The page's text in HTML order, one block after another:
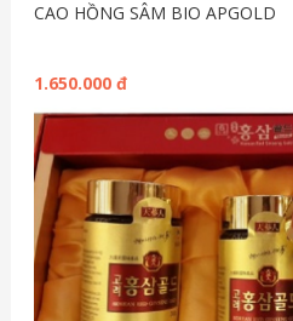
CAO HỒNG SÂM BIO APGOLD
1.650.000 đ